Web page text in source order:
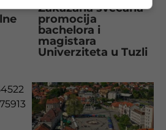
Zakazana svečana
promocija
bachelora i
magistara
Univerziteta u Tuzli